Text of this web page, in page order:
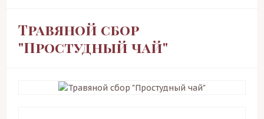
Травяной сбор
"Простудный чай"